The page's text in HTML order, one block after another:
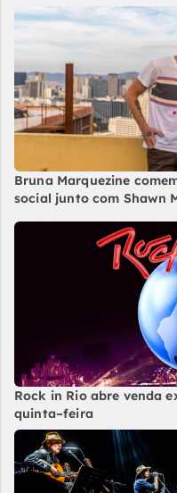
Bruna Marquezine
social junto com Shawn
Rock in Rio abre venda
quinta–feira